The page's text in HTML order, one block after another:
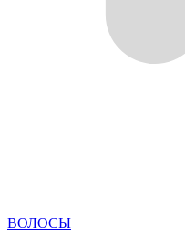
ВОЛОСЫ